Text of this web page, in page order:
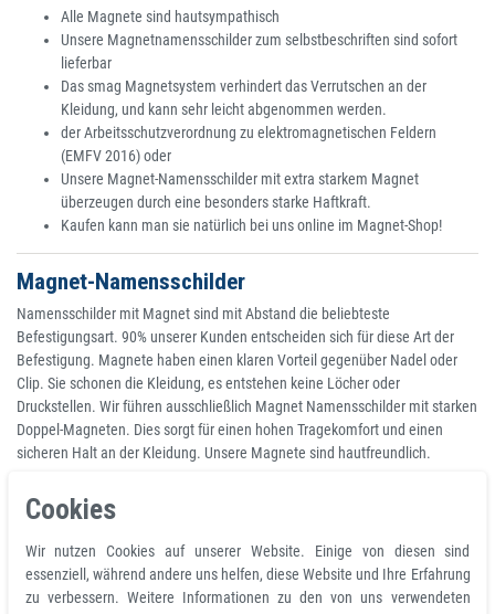
Alle Magnete sind hautsympathisch
Unsere Magnetnamensschilder zum selbstbeschriften sind sofort
lieferbar
Das smag Magnetsystem verhindert das Verrutschen an der
Kleidung, und kann sehr leicht abgenommen werden.
der Arbeitsschutzverordnung zu elektromagnetischen Feldern
(EMFV 2016) oder
Unsere Magnet-Namensschilder mit extra starkem Magnet
überzeugen durch eine besonders starke Haftkraft.
Kaufen kann man sie natürlich bei uns online im Magnet-Shop!
Magnet-Namensschilder
Namensschilder mit Magnet sind mit Abstand die beliebteste
Befestigungsart. 90% unserer Kunden entscheiden sich für diese Art der
Befestigung. Magnete haben einen klaren Vorteil gegenüber Nadel oder
Clip. Sie schonen die Kleidung, es entstehen keine Löcher oder
Druckstellen. Wir führen ausschließlich Magnet Namensschilder mit starken
Doppel-Magneten. Dies sorgt für einen hohen Tragekomfort und einen
sicheren Halt an der Kleidung. Unsere Magnete sind hautfreundlich.
Wichtige Informationen zu Magneten:
Unsere Magnet-Systeme sollten als Vorsichtsmaßnahme nicht von
Personen mit Herzschrittmachern getragen werden. Ebenso sollten
Sie nicht in der Nähe von Magnetkarten mitgeführt oder aufbewahrt
Cookies
Wir nutzen Cookies auf unserer Website. Einige von diesen sind
essenziell, während andere uns helfen, diese Website und Ihre Erfahrung
zu verbessern. Weitere Informationen zu den von uns verwendeten